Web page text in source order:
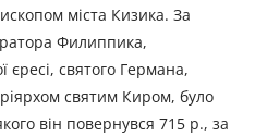
міста Кизика. За
Филиппика,
єресі, святого Германа,
святим Киром, було
він повернувся 715 р., за